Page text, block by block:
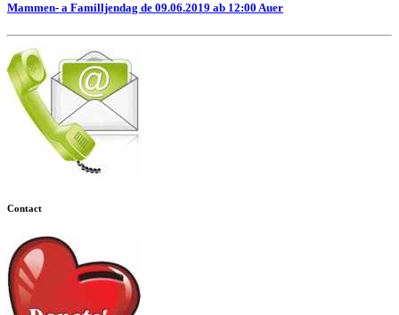
Mammen- a Familljendag de 09.06.2019 ab 12:00 Auer
Contact